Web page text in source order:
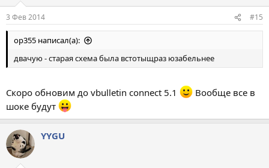
3 Фев 2014 #15
op355 написал(а):
двачую - старая схема была встотыщраз юзабельнее
Скоро обновим до vbulletin connect 5.1
Вообще все в
шоке будут
YYGU